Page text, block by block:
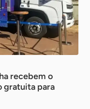
recebem o
gratuita para